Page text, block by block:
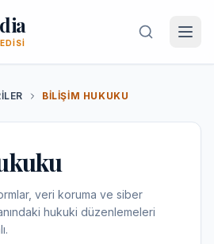
BILIŞIM HUKUKU
veri koruma ve siber
hukuki düzenlemeleri